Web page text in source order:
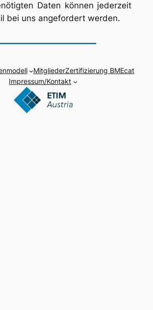
Daten können jederzeit
bei uns angefordert werden.
MitgliederZertifizierung BMEcat
Impressum/Kontakt